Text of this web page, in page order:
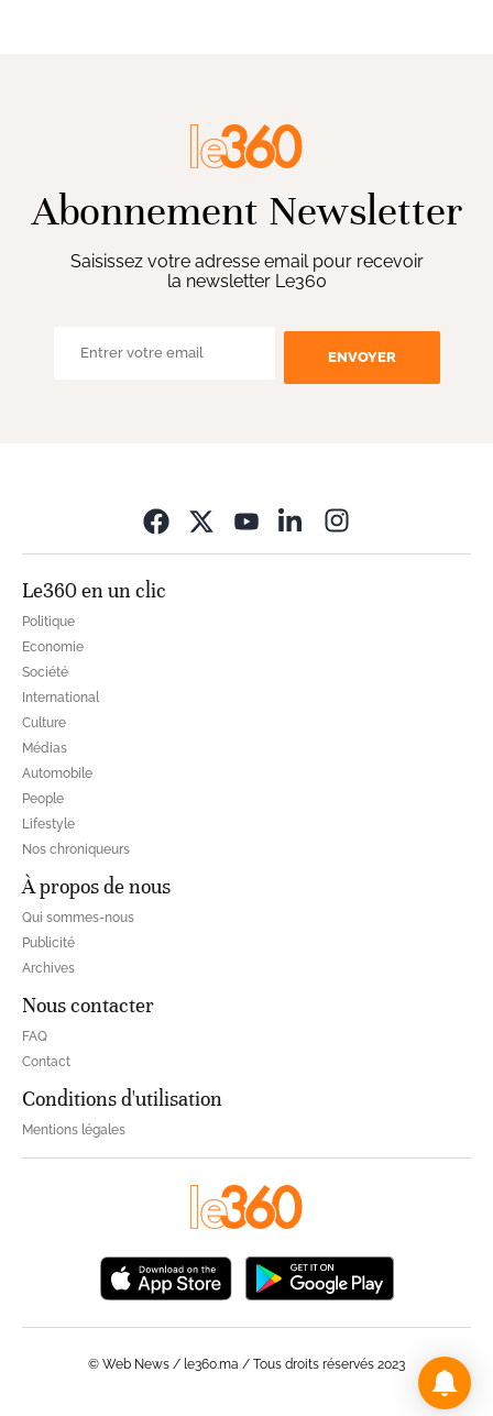
Abonnement Newsletter
Saisissez votre adresse email pour recevoir
la newsletter Le360
ENVOYER
Le360 en un clic
Politique
Economie
Société
International
Culture
Médias
Automobile
People
Lifestyle
Nos chroniqueurs
À propos de nous
Qui sommes-nous
Publicité
Archives
Nous contacter
FAQ
Contact
Conditions d'utilisation
Mentions légales
© Web News / le360.ma / Tous droits réservés 2023